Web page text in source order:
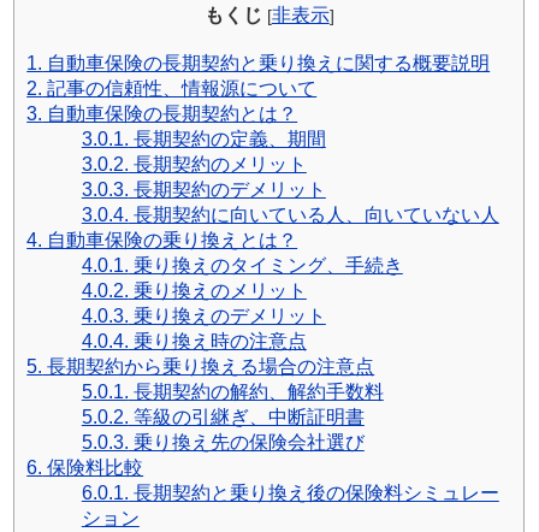
プライバシーポリシー（個人情報保護方針）
免責事項
お問い合わせフォーム
サイトマップ
もくじ [非表示]
1. 自動車保険の長期契約と乗り換えに関する概要説明
2. 記事の信頼性、情報源について
3. 自動車保険の長期契約とは？
3.0.1. 長期契約の定義、期間
3.0.2. 長期契約のメリット
3.0.3. 長期契約のデメリット
3.0.4. 長期契約に向いている人、向いていない人
4. 自動車保険の乗り換えとは？
4.0.1. 乗り換えのタイミング、手続き
4.0.2. 乗り換えのメリット
4.0.3. 乗り換えのデメリット
4.0.4. 乗り換え時の注意点
5. 長期契約から乗り換える場合の注意点
5.0.1. 長期契約の解約、解約手数料
5.0.2. 等級の引継ぎ、中断証明書
5.0.3. 乗り換え先の保険会社選び
6. 保険料比較
6.0.1. 長期契約と乗り換え後の保険料シミュレー
ション